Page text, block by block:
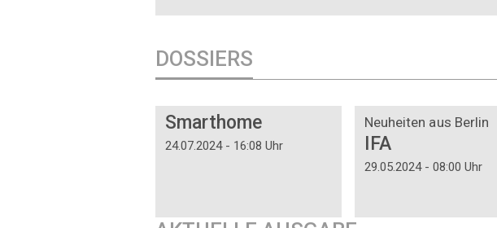
DOSSIERS
Smarthome
24.07.2024 - 16:08 Uhr
Neuheiten aus Berlin
IFA
29.05.2024 - 08:00 Uhr